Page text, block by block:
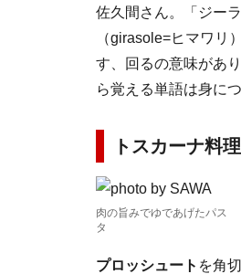
佐久間さん。「ジー
（girasole=ヒマワリ
す、回るの意味があ
ら覚える単語は身に
トスカーナ料
肉の旨みでゆであげたパス
タ
プロッシュート を角